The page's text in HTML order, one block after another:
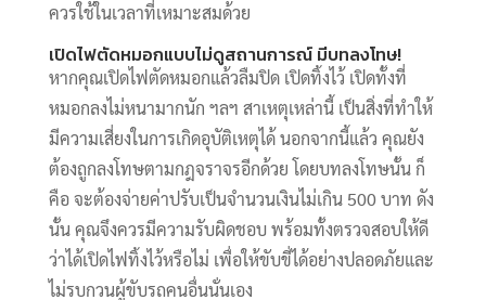
ควรใช้ในเวลาที่เหมาะสมด้วย
เปิดไฟตัดหมอกแบบไม่ดูสถานการณ์ มีบทลงโทษ!
หากคุณเปิดไฟตัดหมอกแล้วลืมปิด เปิดทิ้งไว้ เปิดทั้งที่
หมอกลงไม่หนามากนัก ฯลฯ สาเหตุเหล่านี้ เป็นสิ่งที่ทำให้
มีความเสี่ยงในการเกิดอุบัติเหตุได้ นอกจากนี้แล้ว คุณยัง
ต้องถูกลงโทษตามกฎจราจรอีกด้วย โดยบทลงโทษนั้น ก็
คือ จะต้องจ่ายค่าปรับเป็นจำนวนเงินไม่เกิน 500 บาท ดัง
นั้น คุณจึงควรมีความรับผิดชอบ พร้อมทั้งตรวจสอบให้ดี
ว่าได้เปิดไฟทิ้งไว้หรือไม่ เพื่อให้ขับขี่ได้อย่างปลอดภัยและ
ไม่รบกวนผู้ขับรถคนอื่นนั่นเอง